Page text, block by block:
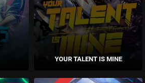
YOUR TALENT IS MINE